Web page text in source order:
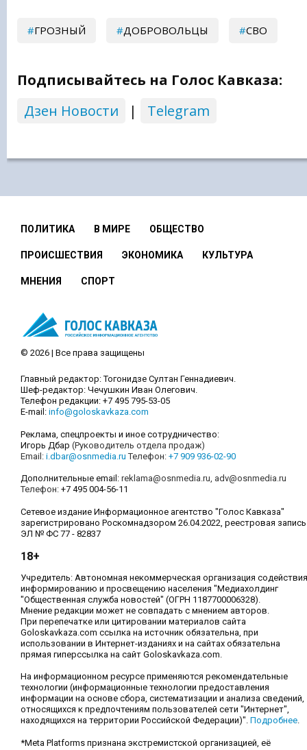
ГРОЗНЫЙ ДОБРОВОЛЬЦЫ СВО
Подписывайтесь на Голос Кавказа:
Дзен Новости
| Telegram
ПОЛИТИКА В МИРЕ ОБЩЕСТВО
ПРОИСШЕСТВИЯ ЭКОНОМИКА КУЛЬТУРА
МНЕНИЯ СПОРТ
© 2026 | Все права защищены
Главный редактор: Тогонидзе Султан Геннадиевич.
Шеф-редактор: Чечушкин Иван Олегович.
Телефон редакции: +7 495 795-53-05
E-mail: info@goloskavkaza.com
Реклама, спецпроекты и иное сотрудничество:
Игорь Дбар (Руководитель отдела продаж)
Email: i.dbar@osnmedia.ru Телефон: +7 909 936-02-90
Дополнительные email: reklama@osnmedia.ru, adv@osnmedia.ru
Телефон: +7 495 004-56-11
Сетевое издание Информационное агентство "Голос Кавказа"
зарегистрировано Роскомнадзором 26.04.2022, реестровая запись
ЭЛ № ФС 77 - 82837
18+
Учредитель: Автономная некоммерческая организация содействия
информированию и просвещению населения "Медиахолдинг
"Общественная служба новостей" (ОГРН 1187700006328).
Мнение редакции может не совпадать с мнением авторов.
При перепечатке или цитировании материалов сайта
Goloskavkaza.com ссылка на источник обязательна, при
использовании в Интернет-изданиях и на сайтах обязательна
прямая гиперссылка на сайт Goloskavkaza.com.
На информационном ресурсе применяются рекомендательные
технологии (информационные технологии предоставления
информации на основе сбора, систематизации и анализа сведений,
относящихся к предпочтениям пользователей сети "Интернет",
находящихся на территории Российской Федерации)". Подробнее.
*Meta Platforms признана экстремистской организацией, её